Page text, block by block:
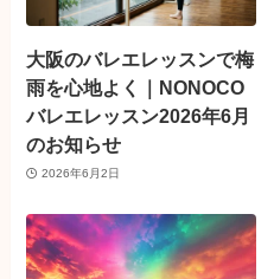
大阪のバレエレッスンで梅
雨を心地よく｜NONOCO
バレエレッスン2026年6月
のお知らせ
2026年6月2日